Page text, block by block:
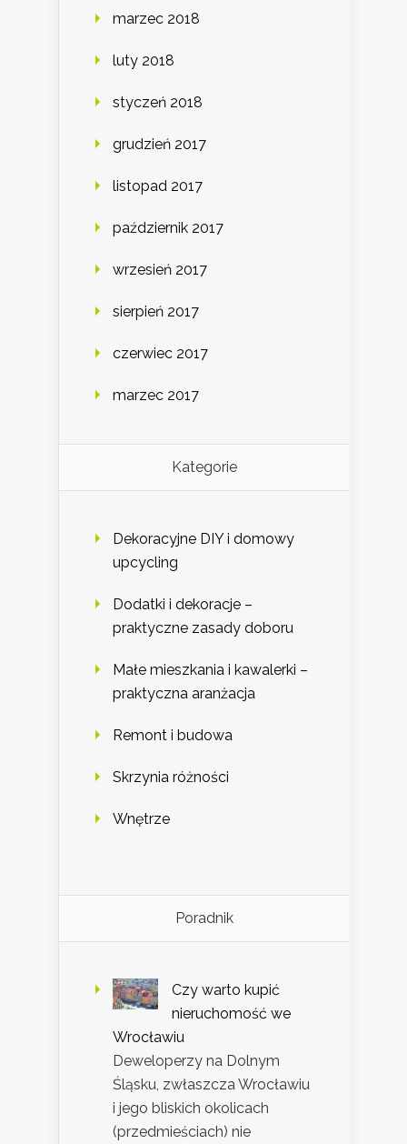
marzec 2018
luty 2018
styczeń 2018
grudzień 2017
listopad 2017
październik 2017
wrzesień 2017
sierpień 2017
czerwiec 2017
marzec 2017
Kategorie
Dekoracyjne DIY i domowy
upcycling
Dodatki i dekoracje –
praktyczne zasady doboru
Małe mieszkania i kawalerki –
praktyczna aranżacja
Remont i budowa
Skrzynia różności
Wnętrze
Poradnik
Czy warto kupić
nieruchomość we
Wrocławiu
Deweloperzy na Dolnym
Śląsku, zwłaszcza Wrocławiu
i jego bliskich okolicach
(przedmieściach) nie